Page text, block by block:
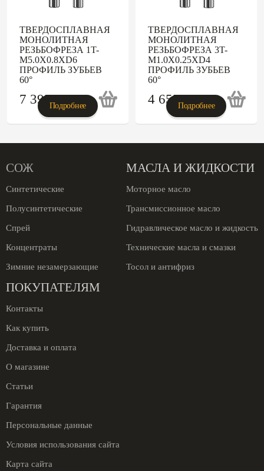
ТВЕРДОСПЛАВНАЯ
МОНОЛИТНАЯ
РЕЗЬБОФРЕЗА 1T-
M5.0X0.8XD6
ПРОФИЛЬ ЗУБЬЕВ
60°
7 395p
Подробнее
ТВЕРДОСПЛАВНАЯ
МОНОЛИТНАЯ
РЕЗЬБОФРЕЗА 3T-
M1.0X0.25XD4
ПРОФИЛЬ ЗУБЬЕВ
60°
4 655p
Подробнее
СОЖ
Синтетические
Полусинтетические
Спрей
Концентраты
Зимние незамерзающие
МАСЛА И ЖИДКОСТИ
Моторное масло
Трансмиссионное масло
Гидравлическое масло и жидкость
Технические масла и смазки
Тосол и антифриз
ПОКУПАТЕЛЯМ
Контакты
Как купить
Доставка и оплата
О магазине
Статьи
Гарантия
Персональные данные
Условия использования сайта
Карта сайта